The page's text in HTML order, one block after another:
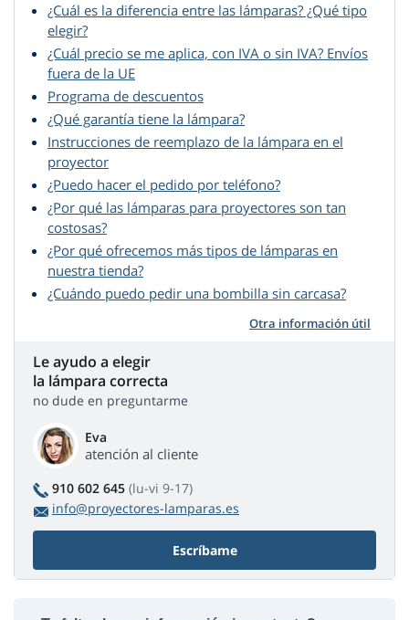
¿Cuál es la diferencia entre las lámparas? ¿Qué tipo
elegir?
¿Cuál precio se me aplica, con IVA o sin IVA? Envíos
fuera de la UE
Programa de descuentos
¿Qué garantía tiene la lámpara?
Instrucciones de reemplazo de la lámpara en el
proyector
¿Puedo hacer el pedido por teléfono?
¿Por qué las lámparas para proyectores son tan
costosas?
¿Por qué ofrecemos más tipos de lámparas en
nuestra tienda?
¿Cuándo puedo pedir una bombilla sin carcasa?
Otra información útil
Le ayudo a elegir
la lámpara correcta
no dude en preguntarme
Eva
atención al cliente
910 602 645 (lu-vi 9-17)
info@proyectores-lamparas.es
Escríbame